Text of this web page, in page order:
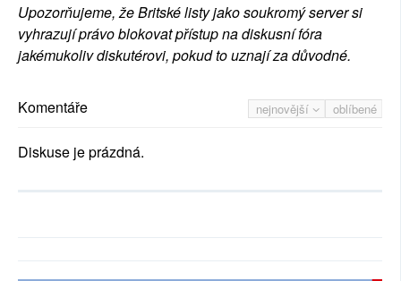
Upozorňujeme, že Britské listy jako soukromý server si
vyhrazují právo blokovat přístup na diskusní fóra
jakémukoliv diskutérovi, pokud to uznají za důvodné.
nejnovější oblíbené
Komentáře
Diskuse je prázdná.